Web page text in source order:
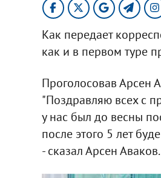
Как передает
как и в первом туре
Проголосовав Арсен
"Поздравляю всех с
у нас был до весны
после этого 5 лет
- сказал Арсен Аваков.